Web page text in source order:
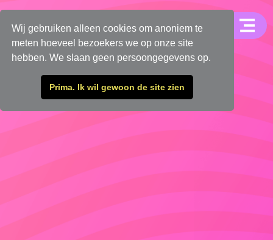
Wij gebruiken alleen cookies om anoniem te
meten hoeveel bezoekers we op onze site
hebben. We slaan geen persoongegevens op.
Prima. Ik wil gewoon de site zien